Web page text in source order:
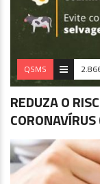
QSMS
REDUZA O